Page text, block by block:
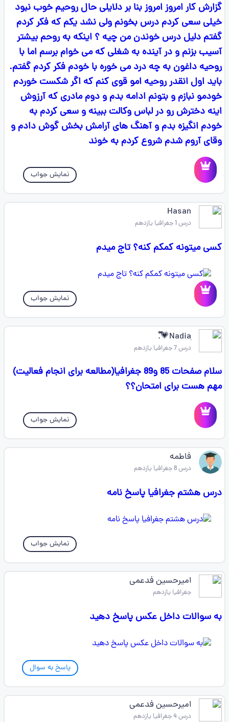
گزارش کار امروز امروز بنا بر دلایلی حال روحیم خوب نبود
خیلی سعی کردم درس بخونم ولی نشد یکم که فکر کردم
گفتم دلیل درس خوندن من چیه ؟ اینکه به روحم بیشتر
آسیب بزنم و در آینده به شغلی که می خوام برسم اما با
روحیه داغون به چه درد می خوره با خودم فکر کردم گفتم.
باید اول انقدر روحیه امو قوی کنم که اگر شکست خوردم
خودمو نبازم و بتونم ادامه بدم و دوم مادری که آرزوش
اینه دخترش رو در لباس وکالت ببینه و سعی کردم به
خودم انگیزه بدم و آهنگ های آرامش بخش گوش دادم و
وقای آروم شدم شروع کردم به خوند
نمایش جواب
Hasan
درس 1 جغرافیا یازدهم
کسی میتونه کمکم کنه؟ تاج میدم
نمایش جواب
Nadiaִ💗᪲᪲᪲.
درس 7 جغرافیا یازدهم
سلام صفحات 85 و89 جغرافیا(مطالعه برای انجام فعالیت)
مهم هست برای امتحان؟؟
نمایش جواب
فاطمه
درس 8 جغرافیا یازدهم
درس هشتم جغرافیا پاسخ نامه
نمایش جواب
امیرحسین فدعمی
جغرافیا یازدهم
به سوالات داخل عکس پاسخ دهید
پاسخ به سوال
امیرحسین فدعمی
درس 4 جغرافیا یازدهم